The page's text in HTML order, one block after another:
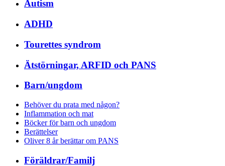
Autism
ADHD
Tourettes syndrom
Ätstörningar, ARFID och PANS
Barn/ungdom
Behöver du prata med någon?
Inflammation och mat
Böcker för barn och ungdom
Berättelser
Oliver 8 år berättar om PANS
Föräldrar/Familj